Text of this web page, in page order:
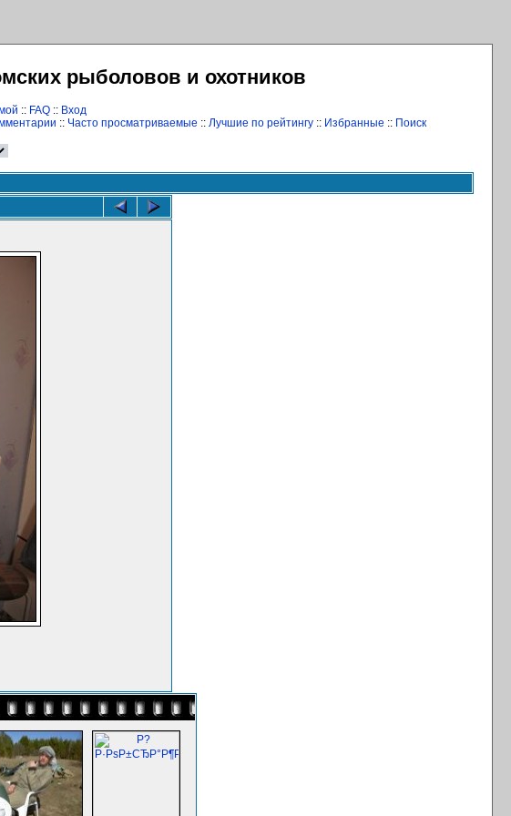
рыболовов и охотников
:: FAQ :: Вход
:: Часто просматриваемые :: Лучшие по рейтингу:: Избранные :: Поиск